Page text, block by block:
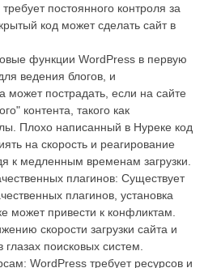
постоянного контроля за
код может сделать сайт в
функции WordPress в первую
ведения блогов, и
может пострадать, если на сайте
контента, такого как
Плохо написанный в Нуреке код
на скорость и реагирование
к медленным временам загрузки.
плагинов: Существует
плагинов, установка
может привести к конфликтам.
скорости загрузки сайта и
поисковых систем.
WordPress требует ресурсов и